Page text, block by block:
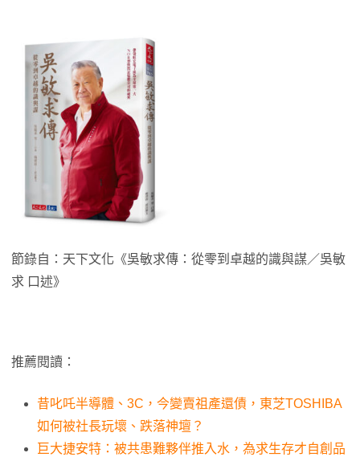
節錄自：天下文化《吳敏求傳：從零到卓越的識與謀／吳敏
求 口述》
推薦閱讀：
昔叱吒半導體、3C，今變賣祖產還債，東芝TOSHIBA
如何被社長玩壞、跌落神壇？
巨大捷安特：被共患難夥伴推入水，為求生存才自創品